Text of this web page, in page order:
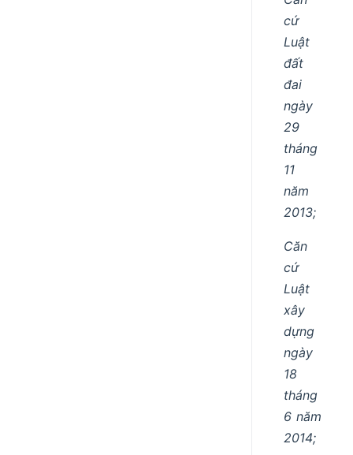
cứ
Luật
đất
đai
ngày
29
tháng
11
năm
2013;
Căn
cứ
Luật
xây
dựng
ngày
18
tháng
6 năm
2014;